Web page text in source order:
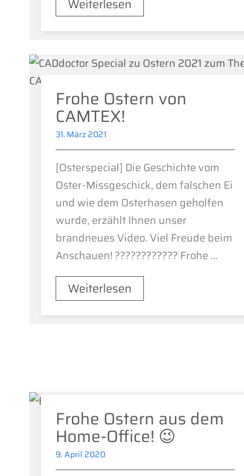
Weiterlesen
Frohe Ostern von
CAMTEX!
31. März 2021
[Osterspecial] Die Geschichte vom
Oster-Missgeschick, dem falschen Ei
und wie dem Osterhasen geholfen
wurde, erzählt Ihnen unser
brandneues Video. Viel Freude beim
Anschauen! ???????????? Frohe ...
Weiterlesen
Frohe Ostern aus dem
Home-Office! 😉
9. April 2020